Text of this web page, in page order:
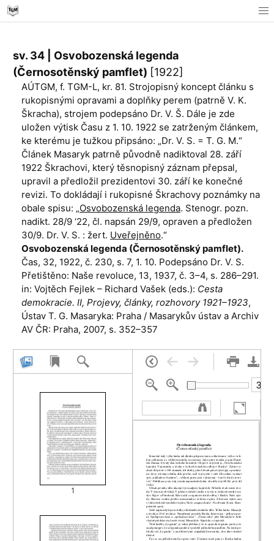
sv. 34 | Osvobozenská legenda
(Černosotěnský pamflet) [1922]
AÚTGM, f. TGM-L, kr. 81. Strojopisný koncept článku s
rukopisnými opravami a doplňky perem (patrně V. K.
Škracha), strojem podepsáno Dr. V. Š. Dále je zde
uložen výtisk Času z 1. 10. 1922 se zatrženým článkem,
ke kterému je tužkou připsáno: „Dr. V. S. = T. G. M.“
Článek Masaryk patrně původně nadiktoval 28. září
1922 Škrachovi, který těsnopisný záznam přepsal,
upravil a předložil prezidentovi 30. září ke konečné
revizi. To dokládají i rukopisné Škrachovy poznámky na
obale spisu: „Osvobozenská legenda. Stenogr. pozn.
nadikt. 28/9 ‘22, čl. napsán 29/9, opraven a předložen
30/9. Dr. V. S. : žert. Uveřejněno.“
Osvobozenská legenda (Černosotěnský pamflet).
Čas, 32, 1922, č. 230, s. 7, 1. 10. Podepsáno Dr. V. S.
Přetištěno: Naše revoluce, 13, 1937, č. 3–4, s. 286–291.
in: Vojtěch Fejlek – Richard Vašek (eds.): Cesta
demokracie. II, Projevy, články, rozhovory 1921–1923,
Ústav T. G. Masaryka: Praha / Masarykův ústav a Archiv
AV ČR: Praha, 2007, s. 352–357